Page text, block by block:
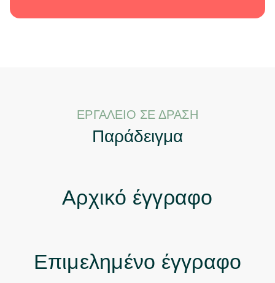
ΕΡΓΑΛΕΊΟ ΣΕ ΔΡΆΣΗ
Παράδειγμα
Αρχικό έγγραφο
Επιμελημένο έγγραφο